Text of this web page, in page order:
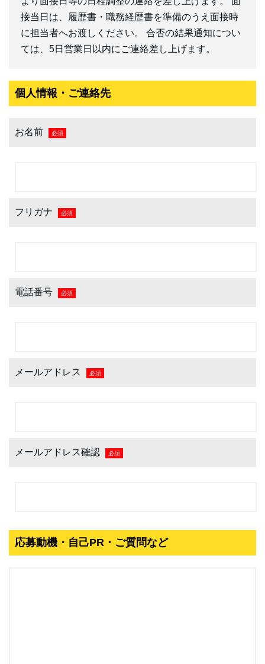
で、そう思われましたらお手数ですが、再度お電話に
てお問い合わせください。
問い合わせ番号
接当日は、履歴書・職務経歴書を準備のうえ面接時
に担当者へお渡しください。 合否の結果通知につい
ては、5日営業日以内にご連絡差し上げます。
個人情報・ご連絡先
お名前 必須
フリガナ 必須
電話番号 必須
メールアドレス 必須
メールアドレス確認 必須
応募動機・自己PR・ご質問など